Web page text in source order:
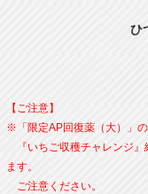
ひ
【ご注意】
※「限定AP回復薬（大）」の
『いちご収穫チャレンジ』
ます。
ご注意ください。